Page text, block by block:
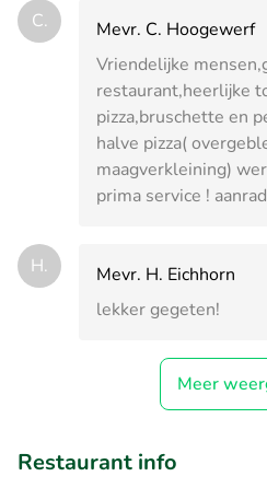
C.
Mevr. C. Hoogewerf
Vriendelijke
restaurant,heerlijke
pizza,bruschette en
halve pizza(
maagverkleining)
prima service !
H.
Mevr. H. Eichhorn
lekker gegeten!
Meer
Restaurant info